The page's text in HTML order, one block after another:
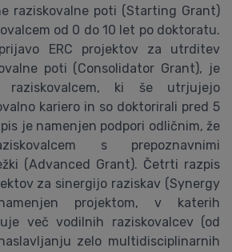
raziskovalne poti (Starting Grant)
od 0 do 10 let po doktoratu.
ERC projektov za utrditev
poti (Consolidator Grant), je
raziskovalcem, ki še utrjujejo
kariero in so doktorirali pred 5
je namenjen podpori odličnim, že
s prepoznavnimi
(Advanced Grant). Četrti razpis
za sinergijo raziskav (Synergy
projektom, v katerih
več vodilnih raziskovalcev (od
zelo multidisciplinarnih